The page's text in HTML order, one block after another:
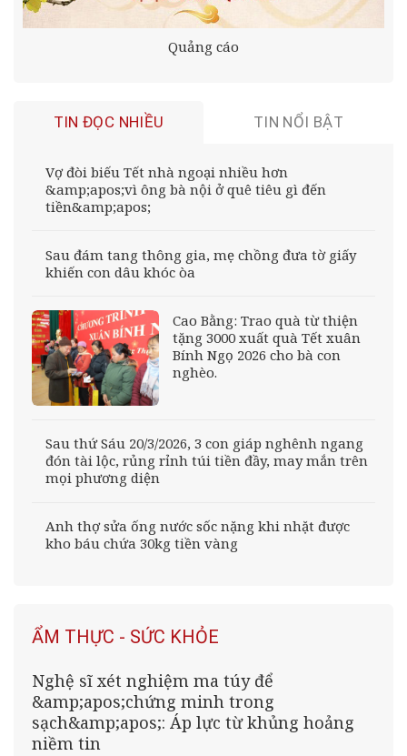
Quảng cáo
TIN ĐỌC NHIỀU TIN NỔI BẬT
Vợ đòi biếu Tết nhà ngoại nhiều hơn
&amp;apos;vì ông bà nội ở quê tiêu gì đến
tiền&amp;apos;
Sau đám tang thông gia, mẹ chồng đưa tờ giấy
khiến con dâu khóc òa
Cao Bằng: Trao quà từ thiện
tặng 3000 xuất quà Tết xuân
Bính Ngọ 2026 cho bà con
nghèo.
Sau thứ Sáu 20/3/2026, 3 con giáp nghênh ngang
đón tài lộc, rủng rỉnh túi tiền đầy, may mắn trên
mọi phương diện
Anh thợ sửa ống nước sốc nặng khi nhặt được
kho báu chứa 30kg tiền vàng
ẨM THỰC - SỨC KHỎE
Nghệ sĩ xét nghiệm ma túy để
&amp;apos;chứng minh trong
sạch&amp;apos;: Áp lực từ khủng hoảng
niềm tin